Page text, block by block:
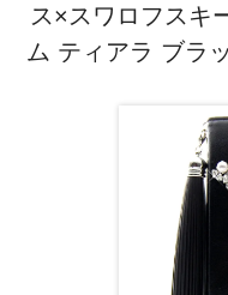
ス×スワロフスキ
ム ティアラ ブラ